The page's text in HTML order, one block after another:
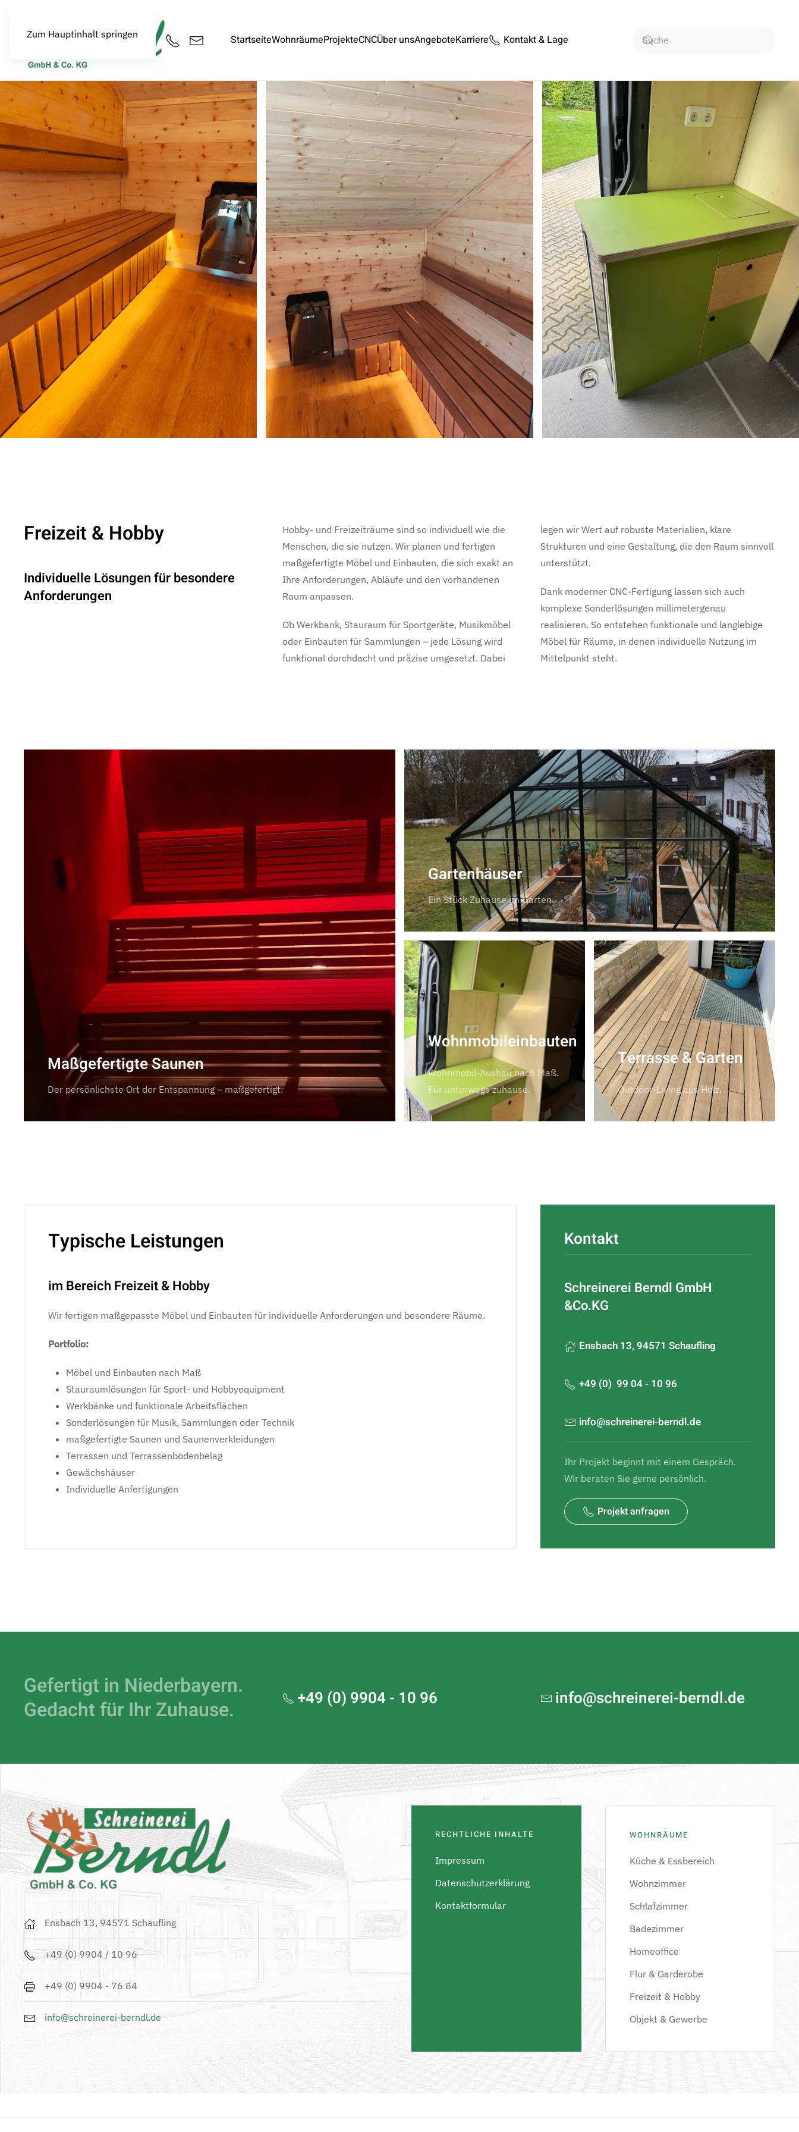
Zum Hauptinhalt springen StartseiteWohnräumeProjekteCNCÜber unsAngeboteKarriere Kontakt & Lage
Freizeit & Hobby
Individuelle Lösungen für besondere
Anforderungen
Hobby- und Freizeiträume sind so individuell wie die
Menschen, die sie nutzen. Wir planen und fertigen
maßgefertigte Möbel und Einbauten, die sich exakt an
Ihre Anforderungen, Abläufe und den vorhandenen
Raum anpassen.
Ob Werkbank, Stauraum für Sportgeräte, Musikmöbel
oder Einbauten für Sammlungen – jede Lösung wird
funktional durchdacht und präzise umgesetzt. Dabei
legen wir Wert auf robuste Materialien, klare
Strukturen und eine Gestaltung, die den Raum sinnvoll
unterstützt.
Dank moderner CNC-Fertigung lassen sich auch
komplexe Sonderlösungen millimetergenau
realisieren. So entstehen funktionale und langlebige
Möbel für Räume, in denen individuelle Nutzung im
Mittelpunkt steht.
Maßgefertigte Saunen
Der persönlichste Ort der Entspannung – maßgefertigt.
Gartenhäuser
Ein Stück Zuhause im Garten.
Wohnmobileinbauten
Wohnmobil-Ausbau nach Maß.
Für unterwegs zuhause.
Terrasse & Garten
Outdoor-Living aus Holz.
Typische Leistungen
im Bereich Freizeit & Hobby
Wir fertigen maßgepasste Möbel und Einbauten für individuelle Anforderungen und besondere Räume.
Portfolio:
Möbel und Einbauten nach Maß
Stauraumlösungen für Sport- und Hobbyequipment
Werkbänke und funktionale Arbeitsflächen
Sonderlösungen für Musik, Sammlungen oder Technik
maßgefertigte Saunen und Saunenverkleidungen
Terrassen und Terrassenbodenbelag
Gewächshäuser
Individuelle Anfertigungen
Kontakt
Schreinerei Berndl GmbH
&Co.KG
Ensbach 13, 94571 Schaufling
+49 (0) 99 04 - 10 96
info@schreinerei-berndl.de
Ihr Projekt beginnt mit einem Gespräch.
Wir beraten Sie gerne persönlich.
Projekt anfragen
Gefertigt in Niederbayern.
Gedacht für Ihr Zuhause.
+49 (0) 9904 - 10 96 info@schreinerei-berndl.de
Ensbach 13, 94571 Schaufling
+49 (0) 9904 / 10 96
+49 (0) 9904 - 76 84
info@schreinerei-berndl.de
RECHTLICHE INHALTE
Impressum
Datenschutzerklärung
Kontaktformular
WOHNRÄUME
Küche & Essbereich
Wohnzimmer
Schlafzimmer
Badezimmer
Homeoffice
Flur & Garderobe
Freizeit & Hobby
Objekt & Gewerbe